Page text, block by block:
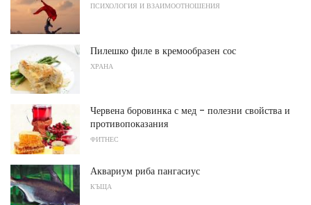
ПСИХОЛОГИЯ И ВЗАИМООТНОШЕНИЯ
Пилешко филе в кремообразен сос
ХРАНА
Червена боровинка с мед - полезни свойства и
противопоказания
ФИТНЕС
Аквариум риба пангасиус
КЪЩА